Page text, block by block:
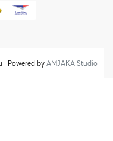
| Powered byAMJAKA Studio